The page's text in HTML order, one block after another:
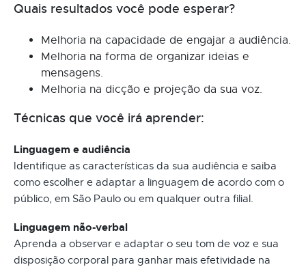
Quais resultados você pode esperar?
Melhoria na capacidade de engajar a audiência.
Melhoria na forma de organizar ideias e
mensagens.
Melhoria na dicção e projeção da sua voz.
Técnicas que você irá aprender:
Linguagem e audiência
Identifique as características da sua audiência e saiba
como escolher e adaptar a linguagem de acordo com o
público, em São Paulo ou em qualquer outra filial.
Linguagem não-verbal
Aprenda a observar e adaptar o seu tom de voz e sua
disposição corporal para ganhar mais efetividade na